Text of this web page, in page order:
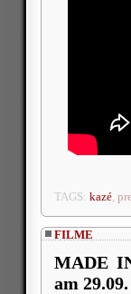
TAGS: kazé,
FILME
MADE
am 29.09.